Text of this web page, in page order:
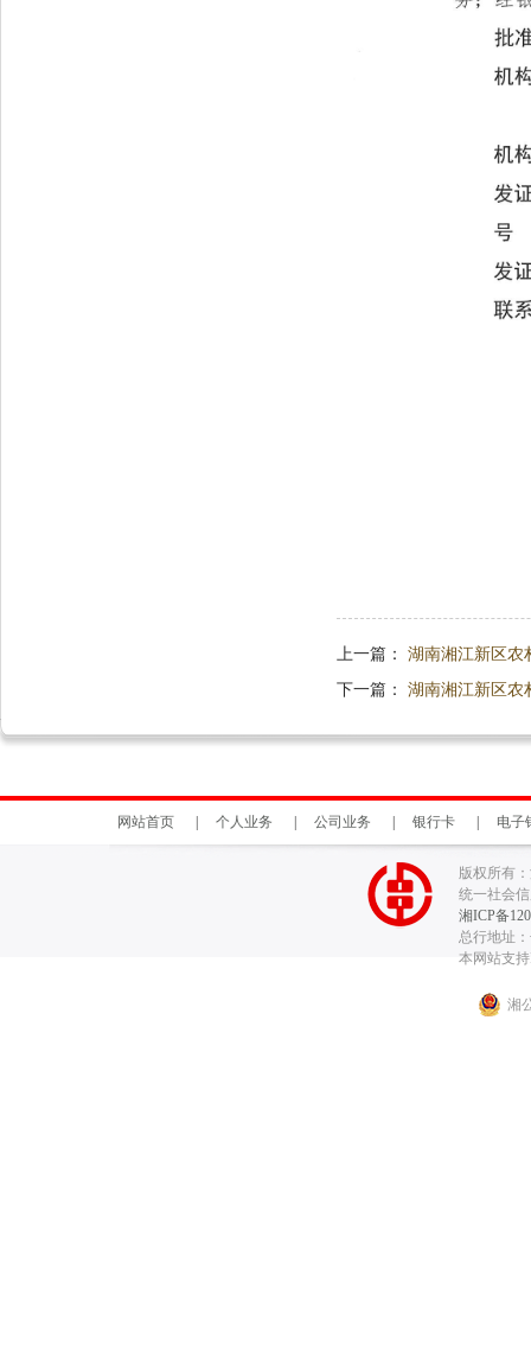
上一篇： 湖南湘江新区农
下一篇： 湖南湘江新区农
网站首页 | 个人业务 | 公司业务 | 银行卡 | 电子
版权所有
统一社会信
湘ICP备
总行地址
本网站支
湘